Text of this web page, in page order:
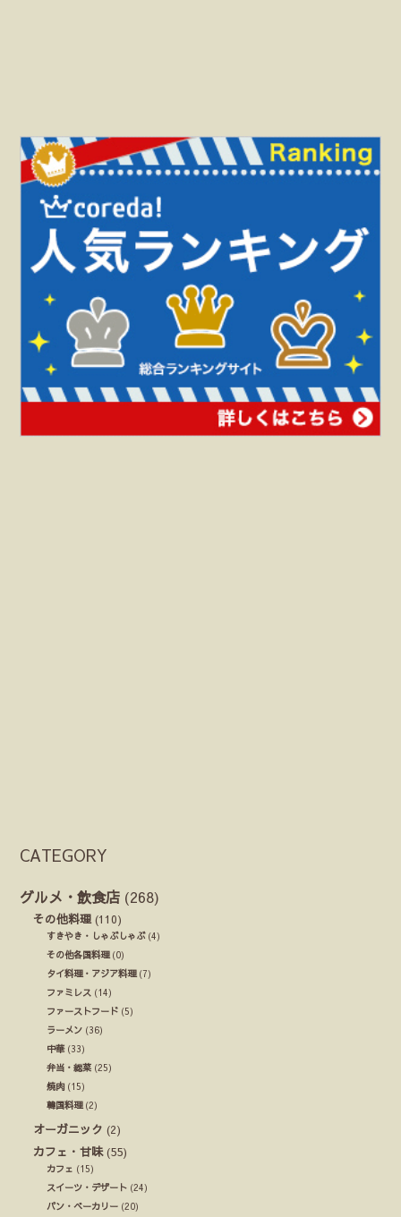
CATEGORY
グルメ・飲食店 (268)
その他料理 (110)
すきやき・しゃぶしゃぶ(4)
その他各国料理(0)
タイ料理・アジア料理(7)
ファミレス (14)
ファーストフード (5)
ラーメン (36)
中華(33)
弁当・総菜 (25)
焼肉 (15)
韓国料理(2)
オーガニック (2)
カフェ・甘味(55)
カフェ (15)
スイーツ・デザート (24)
パン・ベーカリー (20)